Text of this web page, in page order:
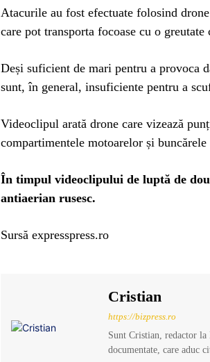
Atacurile au fost efectuate folosind
care pot transporta focoase cu o
Deși suficient de mari pentru a provoca
sunt, în general, insuficiente pentru a
Videoclipul arată drone care vizează
compartimentele motoarelor și
În timpul videoclipului de luptă de
antiaerian rusesc.
Sursă expresspress.ro
Cristian
https://bizpress.ro
Sunt Cristian, redactor
documentate, care aduc